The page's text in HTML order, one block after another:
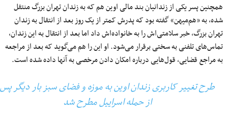
همچنین پسر یکی از زندانیان بند مالی اوین هم که به زندان تهران بزرگ منتقل
شده، به «هم‌میهن» گفته بود که پدرش کمتر از یک روز بعد از انتقال به زندان
تهران بزرگ، خبر سلامتی‌‏اش را به خانواده‌‏اش داد اما بعد از انتقال به این زندان،
تماس‌‏های تلفنی به سختی برقرار می‌‏شود. او این را هم می‌‏گوید که بعد از مراجعه
به مراجع قضایی، قول‌‏هایی درباره امکان دادن مرخصی به آنها داده شده است.
طرح تغییر کاربری زندان اوین به موزه و فضای سبز بار دیگر پس
از حمله اسراییل مطرح شد